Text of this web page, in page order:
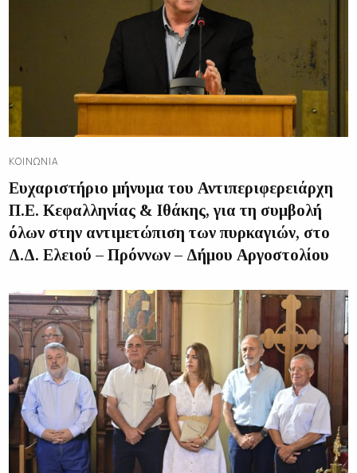
ΚΟΙΝΩΝΊΑ
Ευχαριστήριο μήνυμα του Αντιπεριφερειάρχη
Π.Ε. Κεφαλληνίας & Ιθάκης, για τη συμβολή
όλων στην αντιμετώπιση των πυρκαγιών, στο
Δ.Δ. Ελειού – Πρόννων – Δήμου Αργοστολίου